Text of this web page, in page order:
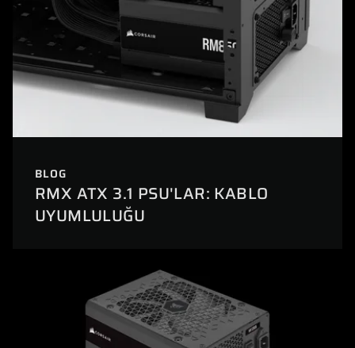
BLOG
RMX ATX 3.1 PSU'LAR: KABLO
UYUMLULUĞU